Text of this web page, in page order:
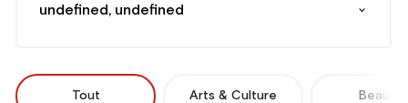
undefined, undefined
Tout Arts & Culture Beauté